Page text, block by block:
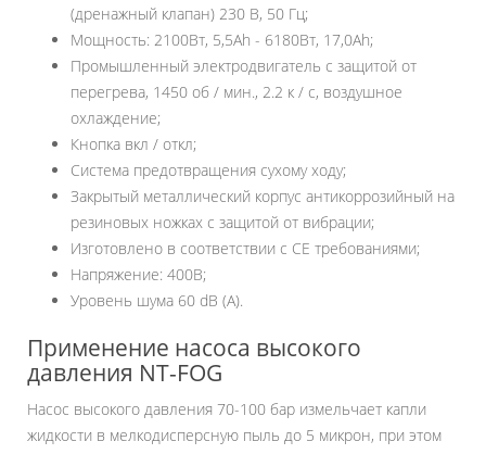
(дренажный клапан) 230 В, 50 Гц;
Мощность: 2100Вт, 5,5Аh - 6180Вт, 17,0Аh;
Промышленный электродвигатель с защитой от
перегрева, 1450 об / мин., 2.2 к / с, воздушное
охлаждение;
Кнопка вкл / откл;
Система предотвращения сухому ходу;
Закрытый металлический корпус антикоррозийный на
резиновых ножках с защитой от вибрации;
Изготовлено в соответствии с СЕ требованиями;
Напряжение: 400В;
Уровень шума 60 dB (A).
Применение насоса высокого
давления NT-FOG
Насос высокого давления 70-100 бар измельчает капли
жидкости в мелкодисперсную пыль до 5 микрон, при этом